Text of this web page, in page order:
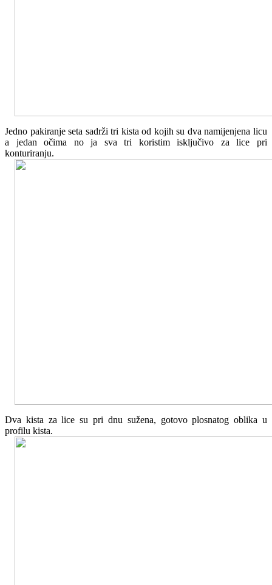
Jedno pakiranje seta sadrži tri kista od kojih su dva namijenjena licu
a jedan očima no ja sva tri koristim isključivo za lice pri
konturiranju.
Dva kista za lice su pri dnu sužena, gotovo plosnatog oblika u
profilu kista.